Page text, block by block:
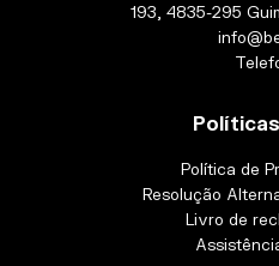
193, 4835-295
Política de
Resolução
Livro de